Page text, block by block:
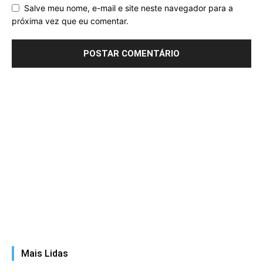
Salve meu nome, e-mail e site neste navegador para a
próxima vez que eu comentar.
Mais Lidas